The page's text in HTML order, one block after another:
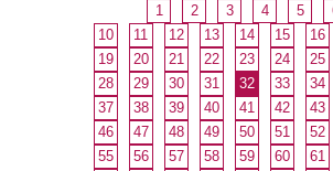
1 2 3 4 5
10
11 12 13 14 15 16
19
20 21 22 23 24 25
28
29 30 31 32 33 34
37
38 39 40 41 42 43
46
47 48 49 50 51 52
55
56 57 58 59 60 61